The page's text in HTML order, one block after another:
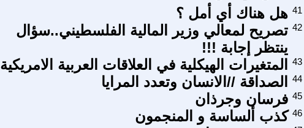
هل هناك أي أمل ؟ 41
تصريح لمعالي وزير المالية الفلسطيني..سؤال
ينتظر إجابة !!!
42
المتغيرات الهيكلية في العلاقات العربية الامريكية
43
الصداقة //الانسان وتعدد المرايا
44
فرسان وجرذان 45
كذب ألساسة و المنجمون 46